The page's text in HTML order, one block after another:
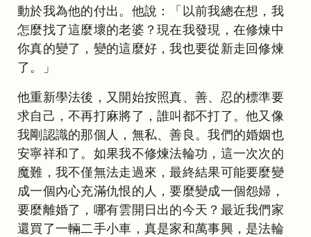
動於我為他的付出。他說：「以前我總在想，我
怎麼找了這麼壞的老婆？現在我發現，在修煉中
你真的變了，變的這麼好，我也要從新走回修煉
了。」
他重新學法後，又開始按照真、善、忍的標準要
求自己，不再打麻將了，誰叫都不打了。他又像
我剛認識的那個人，無私、善良。我們的婚姻也
安寧祥和了。如果我不修煉法輪功，這一次次的
魔難，我不僅無法走過來，最終結果可能要麼變
成一個內心充滿仇恨的人，要麼變成一個怨婦，
要麼離婚了，哪有雲開日出的今天？最近我們家
還買了一輛二手小車，真是家和萬事興，是法輪